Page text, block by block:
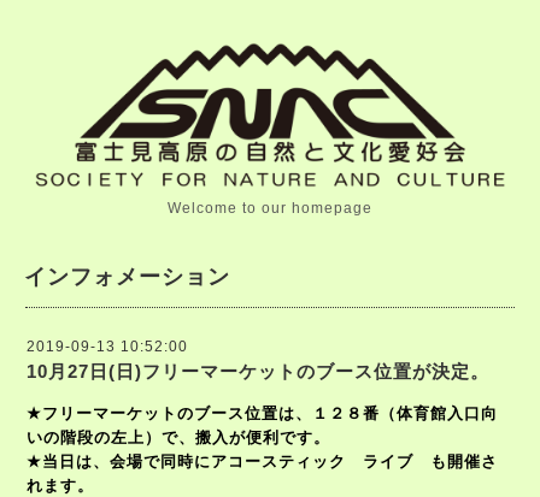
Welcome to our homepage
インフォメーション
2019-09-13 10:52:00
10月27日(日)フリーマーケットのブース位置が決定。
★フリーマーケットのブース位置は、 １２８番 （体育館入口向
いの階段の左上）で、搬入が便利です。
★当日は、会場で同時にアコースティック ライブ も開催さ
れます。